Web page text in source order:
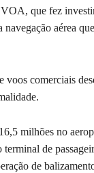
que fez
aérea
voos comerciais
milhões no
de
de